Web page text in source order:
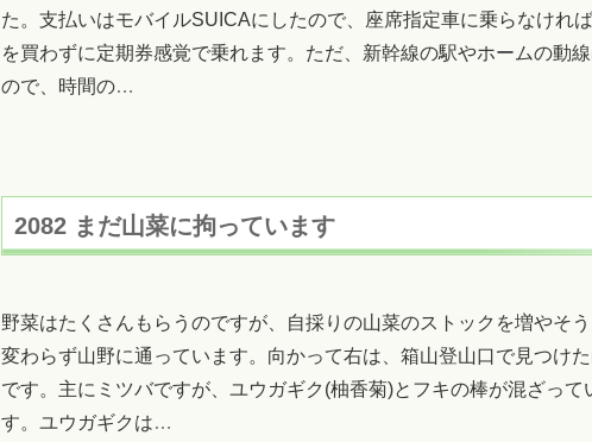
た。支払いはモバイルSUICAにしたので、座席指定車に乗らなけれ
を買わずに定期券感覚で乗れます。ただ、新幹線の駅やホームの動
ので、時間の…
2082 まだ山菜に拘っています
野菜はたくさんもらうのですが、自採りの山菜のストックを増やそ
変わらず山野に通っています。向かって右は、箱山登山口で見つけた
です。主にミツバですが、ユウガギク(柚香菊)とフキの棒が混ざって
す。ユウガギクは…